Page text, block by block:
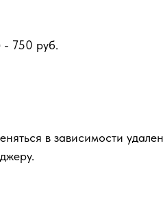
- 750 руб.
в зависимости